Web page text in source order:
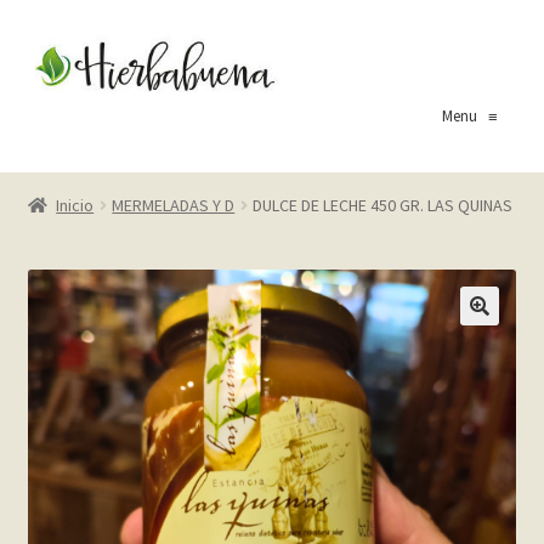
aal
Menu≡
Inicio
Blog
Carrito
Cart
Checkout
Inicio MERMELADAS Y D DULCE DE LECHE 450 GR. LAS QUINAS